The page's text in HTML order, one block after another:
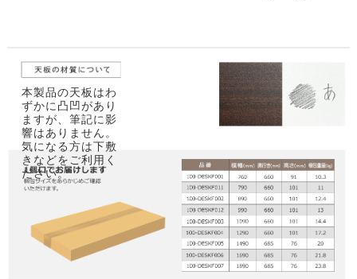
本製品の天板はわ
ずかに凸凹があり
ますが、筆記に影
響はありません。
気になる方は下敷
きなどをご利用く
ださい。